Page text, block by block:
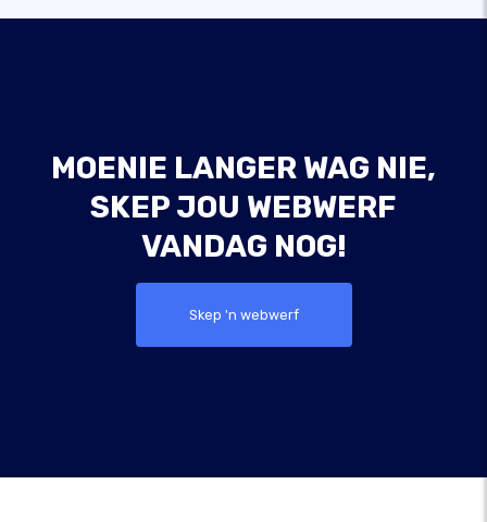
MOENIE LANGER WAG NIE,
SKEP JOU WEBWERF
VANDAG NOG!
Skep 'n webwerf